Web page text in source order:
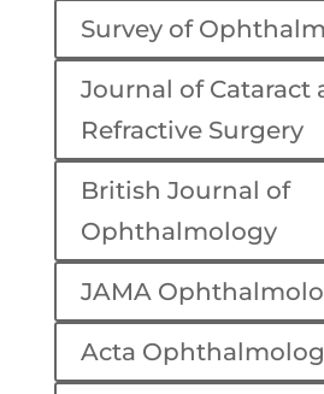
Survey of
Journal of Cataract
Refractive Surgery
British Journal of
Ophthalmology
JAMA
Acta